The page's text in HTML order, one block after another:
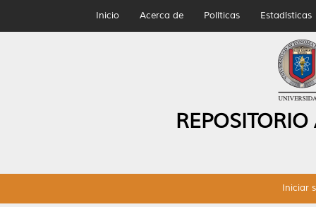
Inicio Acerca de Políticas Estadísticas
Iniciar